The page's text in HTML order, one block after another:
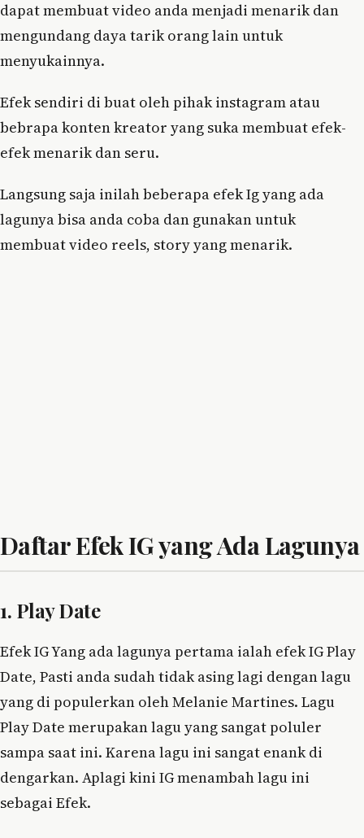
dapat membuat video anda menjadi menarik dan
mengundang daya tarik orang lain untuk
menyukainnya.
Efek sendiri di buat oleh pihak instagram atau
bebrapa konten kreator yang suka membuat efek-
efek menarik dan seru.
Langsung saja inilah beberapa efek Ig yang ada
lagunya bisa anda coba dan gunakan untuk
membuat video reels, story yang menarik.
Daftar Efek IG yang Ada Lagunya
1. Play Date
Efek IG Yang ada lagunya pertama ialah efek IG Play
Date, Pasti anda sudah tidak asing lagi dengan lagu
yang di populerkan oleh Melanie Martines. Lagu
Play Date merupakan lagu yang sangat poluler
sampa saat ini. Karena lagu ini sangat enank di
dengarkan. Aplagi kini IG menambah lagu ini
sebagai Efek.